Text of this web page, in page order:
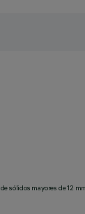
sólidos mayores de 12